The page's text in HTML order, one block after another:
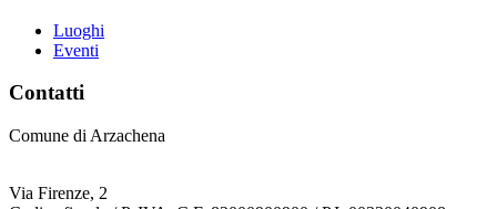
Luoghi
Eventi
Contatti
Comune di Arzachena
Via Firenze, 2